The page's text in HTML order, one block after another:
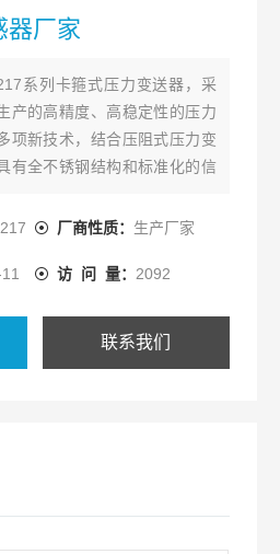
器厂家
系列卡箍式压力变送器，采
产的高精度、高稳定性的压力
项新技术，结合压阻式压力变
有全不锈钢结构和标准化的信
于各领域需要对流体压力进行
厂商性质： 生产厂家
访 问 量： 2092
联系我们